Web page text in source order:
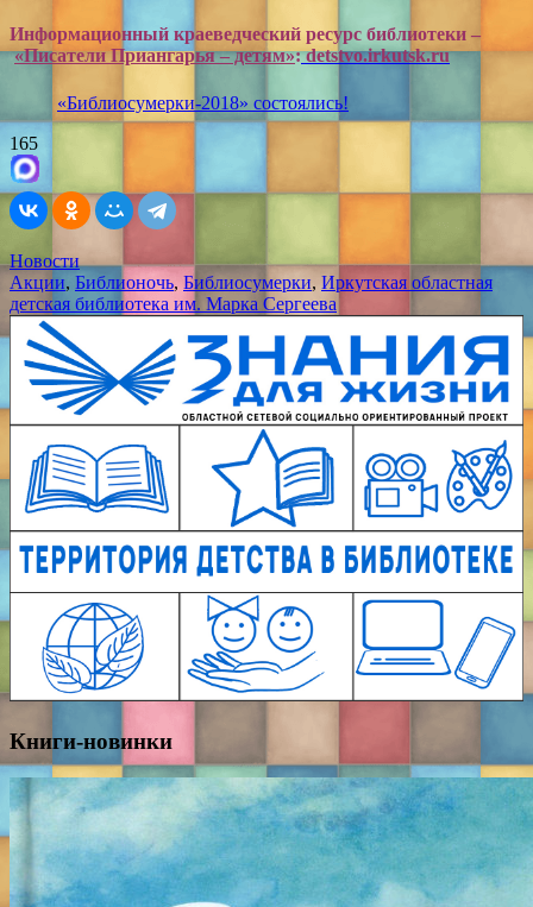
Информационный краеведческий ресурс библиотеки –
«Писатели Приангарья – детям»:detstvo.irkutsk.ru
«Библиосумерки-2018» состоялись!
165
Новости
Акции, Библионочь, Библиосумерки, Иркутская областная
детская библиотека им. Марка Сергеева
Книги-новинки